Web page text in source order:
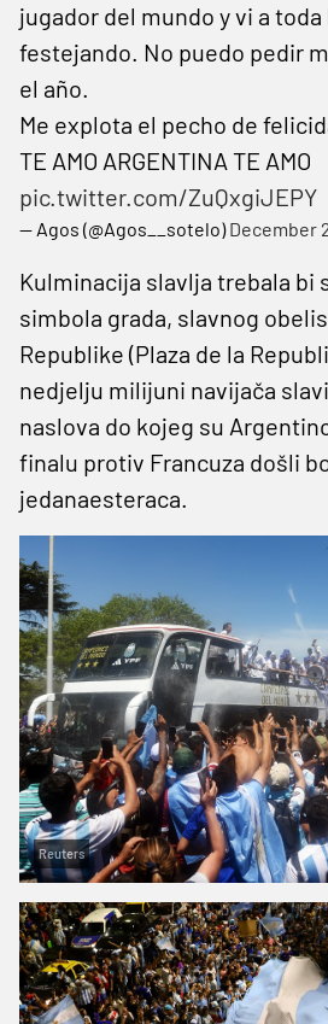
jugador del mundo y vi a
festejando. No puedo pedir
el año.
Me explota el pecho de
TE AMO ARGENTINA TE AMO
pic.twitter.com/ZuQxgiJEPY
— Agos (@Agos__sotelo)December
Kulminacija slavlja trebala bi
simbola grada, slavnog
Republike (Plaza de la
nedjelju milijuni navijača
naslova do kojeg su
finalu protiv Francuza došli
jedanaesteraca.
Reuters